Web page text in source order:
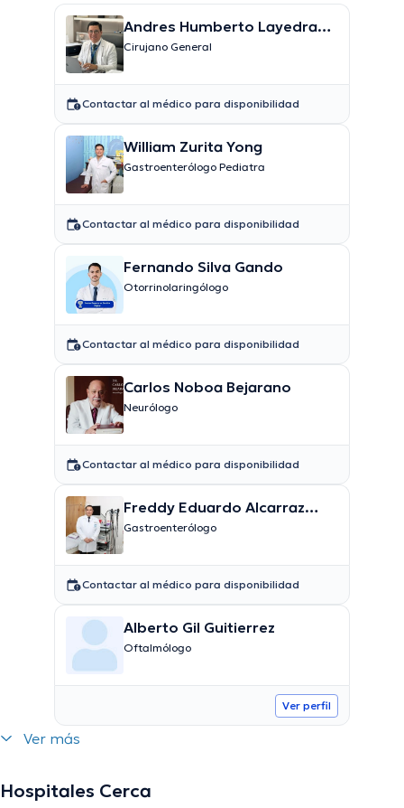
Andres Humberto Layedra
Torres
Cirujano General
Contactar al médico para disponibilidad
William Zurita Yong
Gastroenterólogo Pediatra
Contactar al médico para disponibilidad
Fernando Silva Gando
Otorrinolaringólogo
Contactar al médico para disponibilidad
Carlos Noboa Bejarano
Neurólogo
Contactar al médico para disponibilidad
Freddy Eduardo Alcarraz
García
Gastroenterólogo
Contactar al médico para disponibilidad
Alberto Gil Guitierrez
Oftalmólogo
Ver perfil
Ver más
Hospitales Cerca